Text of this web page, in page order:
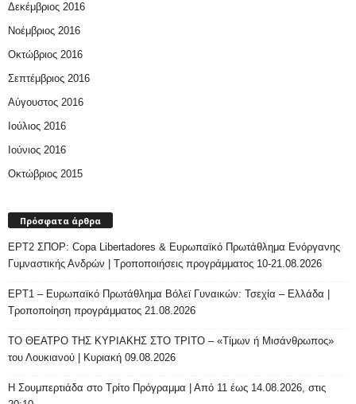
Δεκέμβριος 2016
Νοέμβριος 2016
Οκτώβριος 2016
Σεπτέμβριος 2016
Αύγουστος 2016
Ιούλιος 2016
Ιούνιος 2016
Οκτώβριος 2015
Πρόσφατα άρθρα
ΕΡΤ2 ΣΠΟΡ: Copa Libertadores & Ευρωπαϊκό Πρωτάθλημα Ενόργανης
Γυμναστικής Ανδρών | Τροποποιήσεις προγράμματος 10-21.08.2026
ΕΡΤ1 – Ευρωπαϊκό Πρωτάθλημα Βόλεϊ Γυναικών: Τσεχία – Ελλάδα |
Τροποποίηση προγράμματος 21.08.2026
ΤΟ ΘΕΑΤΡΟ ΤΗΣ ΚΥΡΙΑΚΗΣ ΣΤΟ ΤΡΙΤΟ – «Τίμων ή Μισάνθρωπος»
του Λουκιανού | Κυριακή 09.08.2026
H Σουμπερτιάδα στο Τρίτο Πρόγραμμα | Από 11 έως 14.08.2026, στις